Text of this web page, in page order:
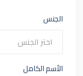
الجنس
اختر الجنس
الأسم الكامل